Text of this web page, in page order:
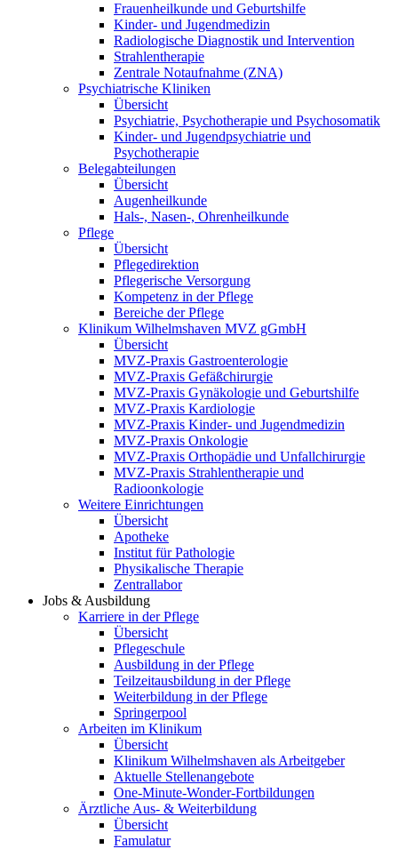
Frauenheilkunde und Geburtshilfe
Kinder- und Jugendmedizin
Radiologische Diagnostik und Intervention
Strahlentherapie
Zentrale Notaufnahme (ZNA)
Psychiatrische Kliniken
Übersicht
Psychiatrie, Psychotherapie und Psychosomatik
Kinder- und Jugendpsychiatrie und
Psychotherapie
Belegabteilungen
Übersicht
Augenheilkunde
Hals-, Nasen-, Ohrenheilkunde
Pflege
Übersicht
Pflegedirektion
Pflegerische Versorgung
Kompetenz in der Pflege
Bereiche der Pflege
Klinikum Wilhelmshaven MVZ gGmbH
Übersicht
MVZ-Praxis Gastroenterologie
MVZ-Praxis Gefäßchirurgie
MVZ-Praxis Gynäkologie und Geburtshilfe
MVZ-Praxis Kardiologie
MVZ-Praxis Kinder- und Jugendmedizin
MVZ-Praxis Onkologie
MVZ-Praxis Orthopädie und Unfallchirurgie
MVZ-Praxis Strahlentherapie und
Radioonkologie
Weitere Einrichtungen
Übersicht
Apotheke
Institut für Pathologie
Physikalische Therapie
Zentrallabor
Jobs & Ausbildung
Karriere in der Pflege
Übersicht
Pflegeschule
Ausbildung in der Pflege
Teilzeitausbildung in der Pflege
Weiterbildung in der Pflege
Springerpool
Arbeiten im Klinikum
Übersicht
Klinikum Wilhelmshaven als Arbeitgeber
Aktuelle Stellenangebote
One-Minute-Wonder-Fortbildungen
Ärztliche Aus- & Weiterbildung
Übersicht
Famulatur